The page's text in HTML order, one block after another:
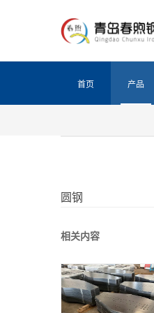
首页 产品
圆钢
相关内容